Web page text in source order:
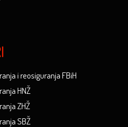
i reosiguranja FBiH
HNŽ
ZHŽ
SBŽ